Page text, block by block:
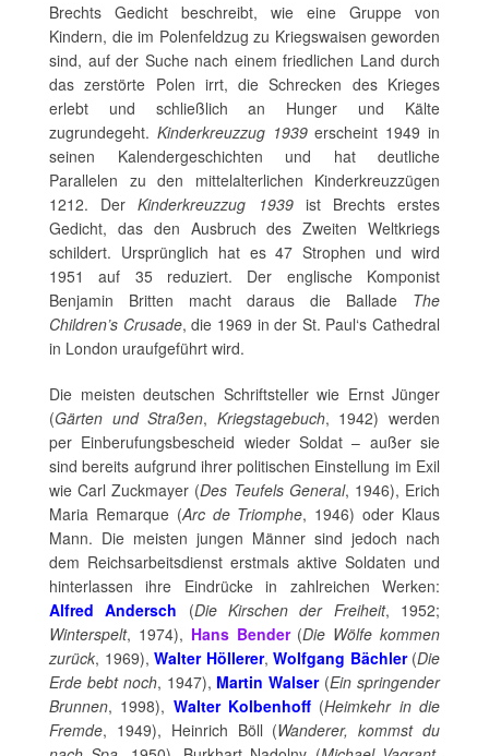
Brechts Gedicht beschreibt, wie eine Gruppe von
Kindern, die im Polenfeldzug zu Kriegswaisen geworden
sind, auf der Suche nach einem friedlichen Land durch
das zerstörte Polen irrt, die Schrecken des Krieges
erlebt und schließlich an Hunger und Kälte
zugrundegeht. Kinderkreuzzug 1939erscheint 1949 in
seinen Kalendergeschichten und hat deutliche
Parallelen zu den mittelalterlichen Kinderkreuzzügen
1212. DerKinderkreuzzug 1939ist Brechts erstes
Gedicht, das den Ausbruch des Zweiten Weltkriegs
schildert. Ursprünglich hat es 47 Strophen und wird
1951 auf 35 reduziert. Der englische Komponist
Benjamin Britten macht daraus die Ballade The
Children’s Crusade, die 1969 in der St. Paul‘s Cathedral
in London uraufgeführt wird.
Die meisten deutschen Schriftsteller wie Ernst Jünger
(Gärten und Straßen, Kriegstagebuch, 1942) werden
per Einberufungsbescheid wieder Soldat – außer sie
sind bereits aufgrund ihrer politischen Einstellung im Exil
wie Carl Zuckmayer (Des Teufels General, 1946), Erich
Maria Remarque (Arc de Triomphe, 1946) oder Klaus
Mann. Die meisten jungen Männer sind jedoch nach
dem Reichsarbeitsdienst erstmals aktive Soldaten und
hinterlassen ihre Eindrücke in zahlreichen Werken:
Alfred Andersch (Die Kirschen der Freiheit, 1952;
Winterspelt, 1974), Hans Bender(Die Wölfe kommen
zurück, 1969), Walter Höllerer, Wolfgang Bächler(Die
Erde bebt noch, 1947), Martin Walser(Ein springender
Brunnen, 1998), Walter Kolbenhoff (Heimkehr in die
Fremde, 1949), Heinrich Böll (Wanderer, kommst du